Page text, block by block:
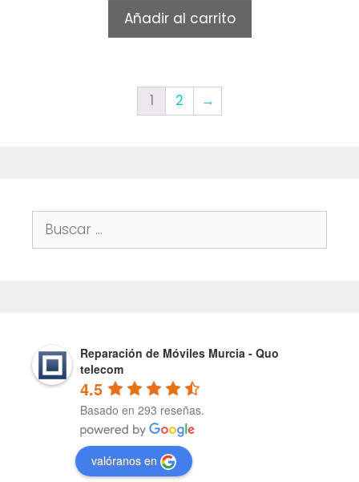
o
f
5
Añadir al carrito
1 2 →
Buscar:
Reparación de Móviles Murcia - Quo
telecom
4.5
Basado en 293 reseñas.
valóranos en